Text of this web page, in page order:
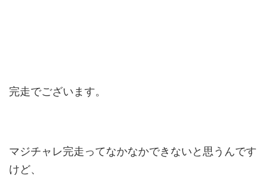
完走でございます。
マジチャレ完走ってなかなかできないと思うんです
けど、